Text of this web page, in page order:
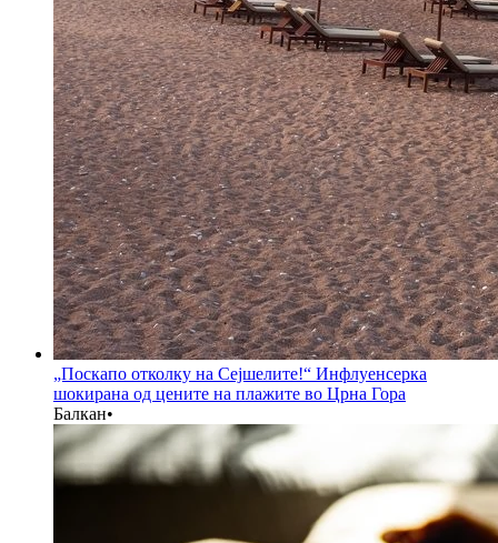
„Поскапо отколку на Сејшелите!“ Инфлуенсерка
шокирана од цените на плажите во Црна Гора
Балкан•